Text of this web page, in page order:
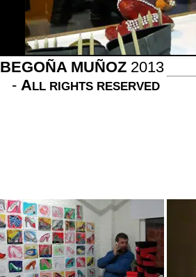
BEGOÑA MUÑOZ 2013
- ALL RIGHTS RESERVED